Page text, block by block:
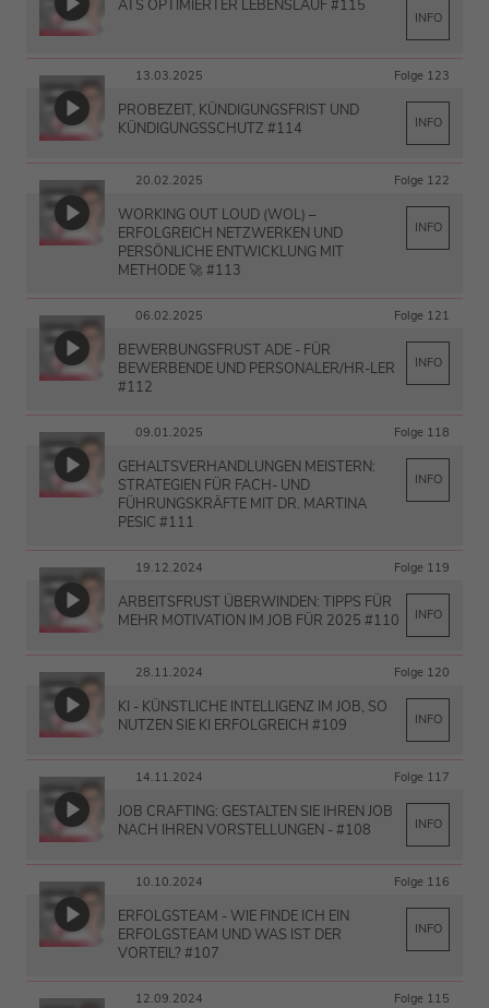
ATS OPTIMIERTER LEBENSLAUF #115
INFO
13.03.2025 Folge 123
PROBEZEIT, KÜNDIGUNGSFRIST UND
KÜNDIGUNGSSCHUTZ #114
INFO
20.02.2025 Folge 122
WORKING OUT LOUD (WOL) –
ERFOLGREICH NETZWERKEN UND
PERSÖNLICHE ENTWICKLUNG MIT
METHODE 🚀 #113
INFO
06.02.2025 Folge 121
BEWERBUNGSFRUST ADE - FÜR
BEWERBENDE UND PERSONALER/HR-LER
#112
INFO
09.01.2025 Folge 118
GEHALTSVERHANDLUNGEN MEISTERN:
STRATEGIEN FÜR FACH- UND
FÜHRUNGSKRÄFTE MIT DR. MARTINA
PESIC #111
INFO
19.12.2024 Folge 119
ARBEITSFRUST ÜBERWINDEN: TIPPS FÜR
MEHR MOTIVATION IM JOB FÜR 2025 #110
INFO
28.11.2024 Folge 120
KI - KÜNSTLICHE INTELLIGENZ IM JOB, SO
NUTZEN SIE KI ERFOLGREICH #109
INFO
14.11.2024 Folge 117
JOB CRAFTING: GESTALTEN SIE IHREN JOB
NACH IHREN VORSTELLUNGEN - #108
INFO
10.10.2024 Folge 116
ERFOLGSTEAM - WIE FINDE ICH EIN
ERFOLGSTEAM UND WAS IST DER
VORTEIL? #107
INFO
12.09.2024 Folge 115